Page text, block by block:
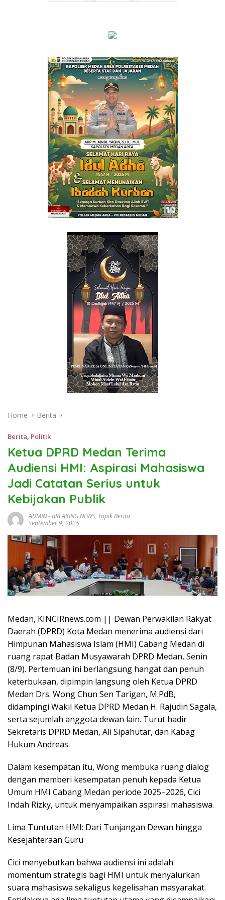
Home Berita
Berita, Politik
Ketua DPRD Medan Terima
Audiensi HMI: Aspirasi Mahasiswa
Jadi Catatan Serius untuk
Kebijakan Publik
ADMIN-BREAKING NEWS, Topik Berita
September 9, 2025
Medan, KINCIRnews.com || Dewan Perwakilan Rakyat
Daerah (DPRD) Kota Medan menerima audiensi dari
Himpunan Mahasiswa Islam (HMI) Cabang Medan di
ruang rapat Badan Musyawarah DPRD Medan, Senin
(8/9). Pertemuan ini berlangsung hangat dan penuh
keterbukaan, dipimpin langsung oleh Ketua DPRD
Medan Drs. Wong Chun Sen Tarigan, M.PdB,
didampingi Wakil Ketua DPRD Medan H. Rajudin Sagala,
serta sejumlah anggota dewan lain. Turut hadir
Sekretaris DPRD Medan, Ali Sipahutar, dan Kabag
Hukum Andreas.
Dalam kesempatan itu, Wong membuka ruang dialog
dengan memberi kesempatan penuh kepada Ketua
Umum HMI Cabang Medan periode 2025–2026, Cici
Indah Rizky, untuk menyampaikan aspirasi mahasiswa.
Lima Tuntutan HMI: Dari Tunjangan Dewan hingga
Kesejahteraan Guru
Cici menyebutkan bahwa audiensi ini adalah
momentum strategis bagi HMI untuk menyalurkan
suara mahasiswa sekaligus kegelisahan masyarakat.